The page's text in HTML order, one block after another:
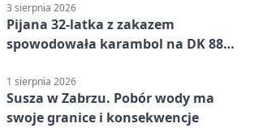
3 sierpnia 2026
Pijana 32-latka z zakazem
spowodowała karambol na DK 88
1 sierpnia 2026
Susza w Zabrzu. Pobór wody ma
swoje granice i konsekwencje